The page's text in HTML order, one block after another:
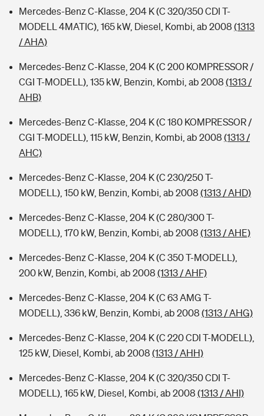
Mercedes-Benz C-Klasse, 204 K (C 320/350 CDI T-
MODELL 4MATIC), 165 kW, Diesel, Kombi, ab 2008 (1313
/ AHA)
Mercedes-Benz C-Klasse, 204 K (C 200 KOMPRESSOR /
CGI T-MODELL), 135 kW, Benzin, Kombi, ab 2008 (1313 /
AHB)
Mercedes-Benz C-Klasse, 204 K (C 180 KOMPRESSOR /
CGI T-MODELL), 115 kW, Benzin, Kombi, ab 2008 (1313 /
AHC)
Mercedes-Benz C-Klasse, 204 K (C 230/250 T-
MODELL), 150 kW, Benzin, Kombi, ab 2008 (1313 / AHD)
Mercedes-Benz C-Klasse, 204 K (C 280/300 T-
MODELL), 170 kW, Benzin, Kombi, ab 2008 (1313 / AHE)
Mercedes-Benz C-Klasse, 204 K (C 350 T-MODELL),
200 kW, Benzin, Kombi, ab 2008 (1313 / AHF)
Mercedes-Benz C-Klasse, 204 K (C 63 AMG T-
MODELL), 336 kW, Benzin, Kombi, ab 2008 (1313 / AHG)
Mercedes-Benz C-Klasse, 204 K (C 220 CDI T-MODELL),
125 kW, Diesel, Kombi, ab 2008 (1313 / AHH)
Mercedes-Benz C-Klasse, 204 K (C 320/350 CDI T-
MODELL), 165 kW, Diesel, Kombi, ab 2008 (1313 / AHI)